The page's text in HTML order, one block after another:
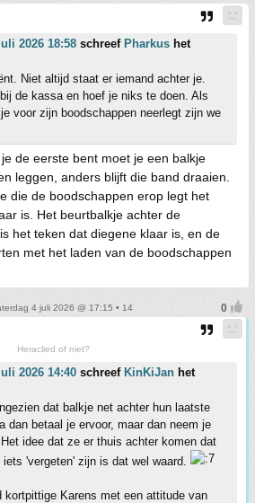
2026 18:58 schreef Pharkus het
Niet altijd staat er iemand achter je.
de kassa en hoef je niks te doen. Als
voor zijn boodschappen neerlegt zijn we
de eerste bent moet je een balkje
leggen, anders blijft die band draaien.
die de boodschappen erop legt het
is. Het beurtbalkje achter de
het teken dat diegene klaar is, en de
met het laden van de boodschappen
4 juli 2026 @ 17:15 • 14
Heraclied of niet?
2026 14:40 schreef KinKiJan het
dat balkje net achter hun laatste
dan betaal je ervoor, maar dan neem je
idee dat ze er thuis achter komen dat
'vergeten' zijn is dat wel waard.
kortpittige Karens met een attitude van